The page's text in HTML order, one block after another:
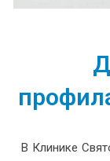
В Клинике